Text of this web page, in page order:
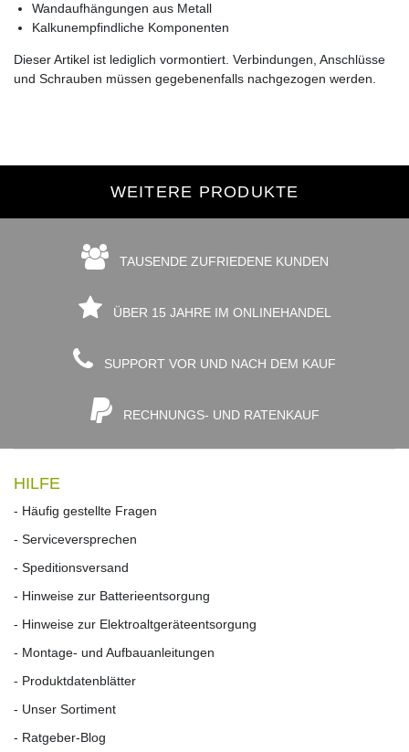
Wandaufhängungen aus Metall
Kalkunempfindliche Komponenten
Dieser Artikel ist lediglich vormontiert. Verbindungen, Anschlüsse
und Schrauben müssen gegebenenfalls nachgezogen werden.
WEITERE PRODUKTE
TAUSENDE ZUFRIEDENE KUNDEN
ÜBER 15 JAHRE IM ONLINEHANDEL
SUPPORT VOR UND NACH DEM KAUF
RECHNUNGS- UND RATENKAUF
HILFE
- Häufig gestellte Fragen
- Serviceversprechen
- Speditionsversand
- Hinweise zur Batterieentsorgung
- Hinweise zur Elektroaltgeräteentsorgung
- Montage- und Aufbauanleitungen
- Produktdatenblätter
- Unser Sortiment
- Ratgeber-Blog